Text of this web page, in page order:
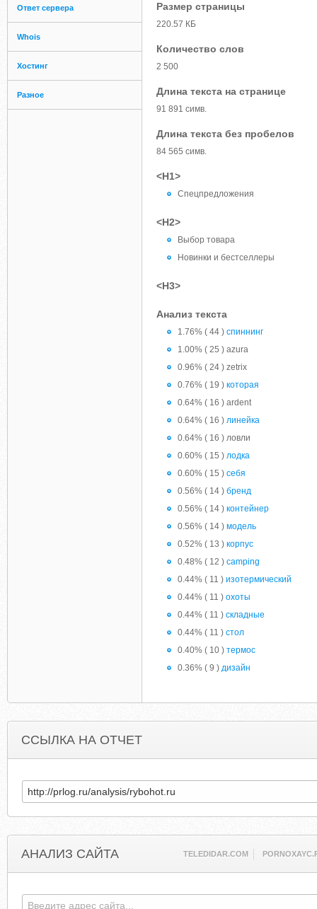
Ответ сервера
Whois
Хостинг
Разное
Размер страницы
220.57 КБ
Количество слов
2 500
Длина текста на странице
91 891 симв.
Длина текста без пробелов
84 565 симв.
<H1>
Спецпредложения
<H2>
Выбор товара
Новинки и бестселлеры
<H3>
Анализ текста
1.76% ( 44 ) спиннинг
1.00% ( 25 ) azura
0.96% ( 24 ) zetrix
0.76% ( 19 ) которая
0.64% ( 16 ) ardent
0.64% ( 16 ) линейка
0.64% ( 16 ) ловли
0.60% ( 15 ) лодка
0.60% ( 15 ) себя
0.56% ( 14 ) бренд
0.56% ( 14 ) контейнер
0.56% ( 14 ) модель
0.52% ( 13 ) корпус
0.48% ( 12 ) camping
0.44% ( 11 ) изотермический
0.44% ( 11 ) охоты
0.44% ( 11 ) складные
0.44% ( 11 ) стол
0.40% ( 10 ) термос
0.36% ( 9 ) дизайн
ССЫЛКА НА ОТЧЕТ
АНАЛИЗ САЙТА TELEDIDAR.COM